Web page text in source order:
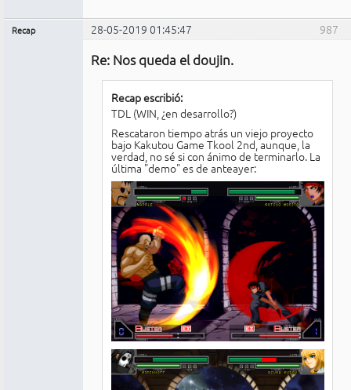
987
Recap 28-05-2019 01:45:47
Re: Nos queda el doujin.
Recap escribió:
TDL (WIN, ¿en desarrollo?)
Rescataron tiempo atrás un viejo proyecto
bajo Kakutou Game Tkool 2nd, aunque, la
verdad, no sé si con ánimo de terminarlo. La
última "demo" es de anteayer: